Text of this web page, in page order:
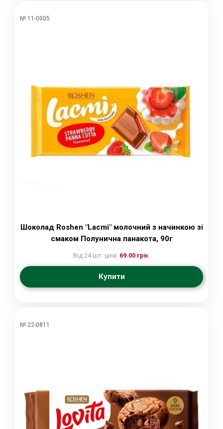
№ 11-0005
Шоколад Roshen "Lacmi" молочний з начинкою зі
смаком Полунична панакота, 90г
Від 24 шт. ціна: 69.00 грн.
Купити
№ 22-0811